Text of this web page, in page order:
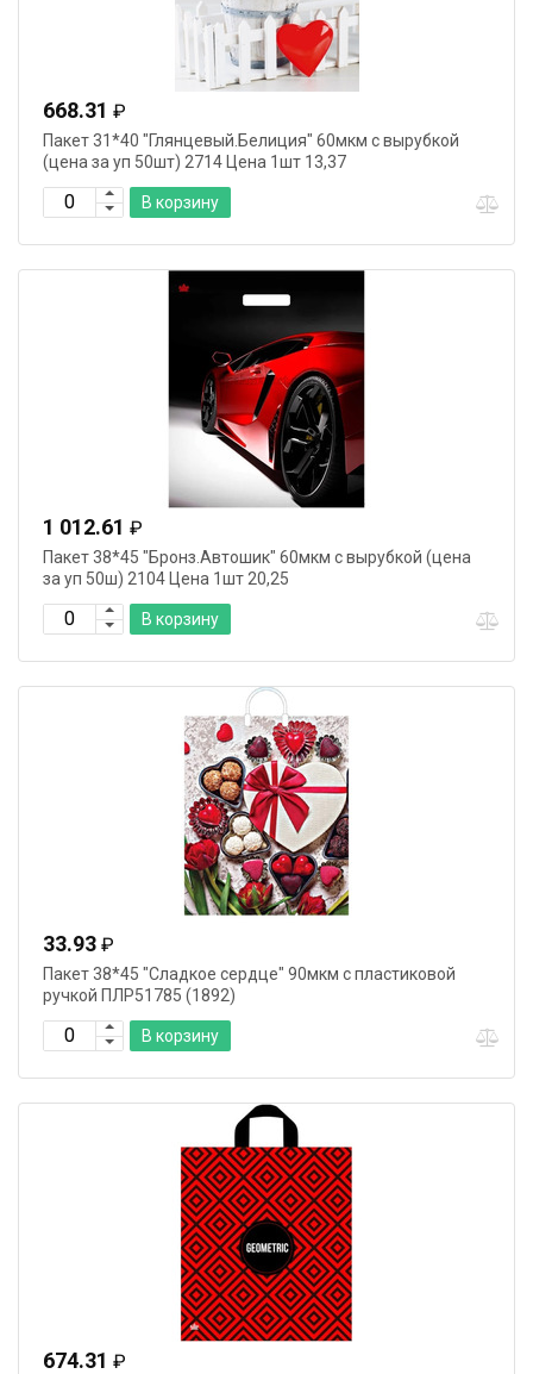
668.31 ₽
Пакет 31*40 "Глянцевый.Белиция" 60мкм с вырубкой
(цена за уп 50шт) 2714 Цена 1шт 13,37
В корзину
1 012.61 ₽
Пакет 38*45 "Бронз.Автошик" 60мкм с вырубкой (цена
за уп 50ш) 2104 Цена 1шт 20,25
В корзину
33.93 ₽
Пакет 38*45 "Сладкое сердце" 90мкм с пластиковой
ручкой ПЛР51785 (1892)
В корзину
674.31 ₽